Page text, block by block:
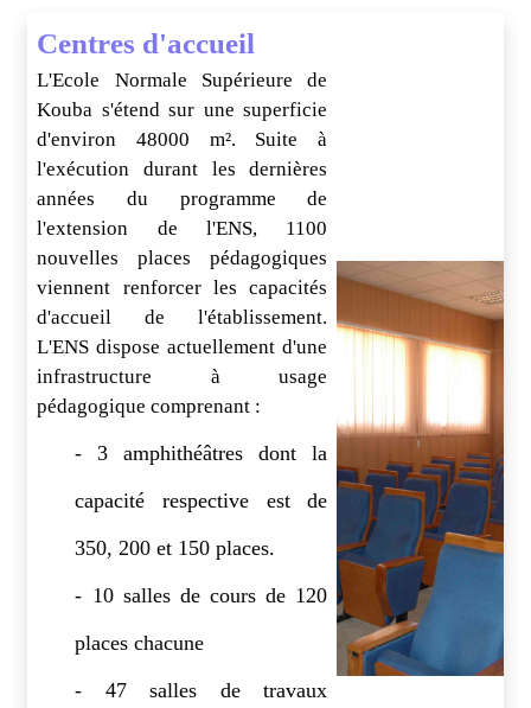
Centres d'accueil
L'Ecole Normale Supérieure de
Kouba s'étend sur une superficie
d'environ 48000 m². Suite à
l'exécution durant les dernières
années du programme de
l'extension de l'ENS, 1100
nouvelles places pédagogiques
viennent renforcer les capacités
d'accueil de l'établissement.
L'ENS dispose actuellement d'une
infrastructure à usage
pédagogique comprenant :
- 3 amphithéâtres dont la
capacité respective est de
350, 200 et 150 places.
- 10 salles de cours de 120
places chacune
- 47 salles de travaux